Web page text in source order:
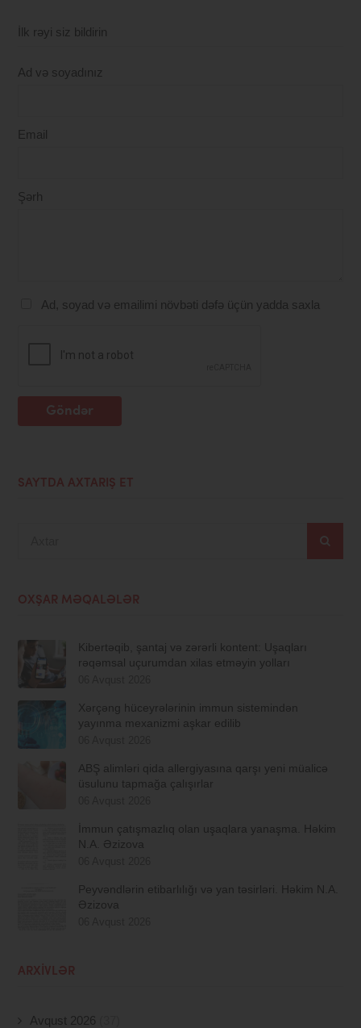
SAYTDA AXTARIŞ ET
OXŞAR MƏQALƏLƏR
Kibertəqib, şantaj və zərərli kontent: Uşaqları
rəqəmsal uçurumdan xilas etməyin yolları
Xərçəng hüceyrələrinin immun sistemindən
yayınma mexanizmi aşkar edilib
ABŞ alimləri qida allergiyasına qarşı yeni müalicə
üsulunu tapmağa çalışırlar
İmmun çatışmazlıq olan uşaqlara yanaşma. Həkim
N.A. Əzizova
Peyvəndlərin etibarlılığı və yan təsirləri. Həkim N.A.
Əzizova
ARXIVLƏR
Avqust 2026
İlk rəyi siz bildirin
Ad və soyadınız
Email
Şərh
Ad, soyad və emailimi növbəti dəfə üçün yadda saxla
Göndər